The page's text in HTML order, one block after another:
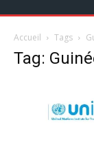
Accueil Tags
Tag: